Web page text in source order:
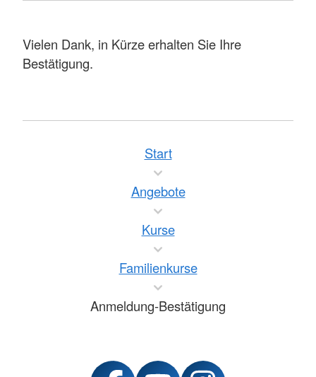
Vielen Dank, in Kürze erhalten Sie Ihre
Bestätigung.
Start
Angebote
Kurse
Familienkurse
Anmeldung-Bestätigung